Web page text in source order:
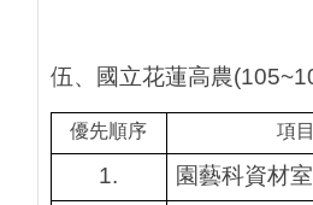
伍、國立花蓮高農
優先順序 項
1. 園藝科資材室